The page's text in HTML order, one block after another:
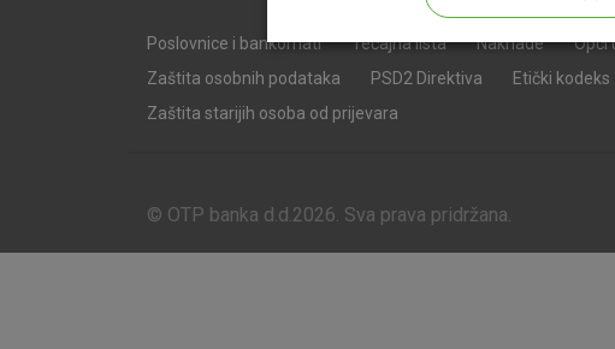
Poslovnice i bankomati Tečajna lista Naknade Opći
Zaštita osobnih podataka
PSD2 Direktiva Etički kodeks
Zaštita starijih osoba od prijevara
© OTP banka d.d.2026. Sva prava pridržana.